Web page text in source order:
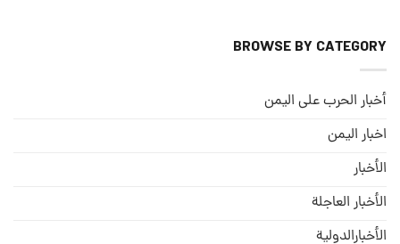
BROWSE BY CATEGORY
أخبار الحرب على اليمن
اخبار اليمن
الأخبار
الأخبار العاجلة
الأخبارالدولية